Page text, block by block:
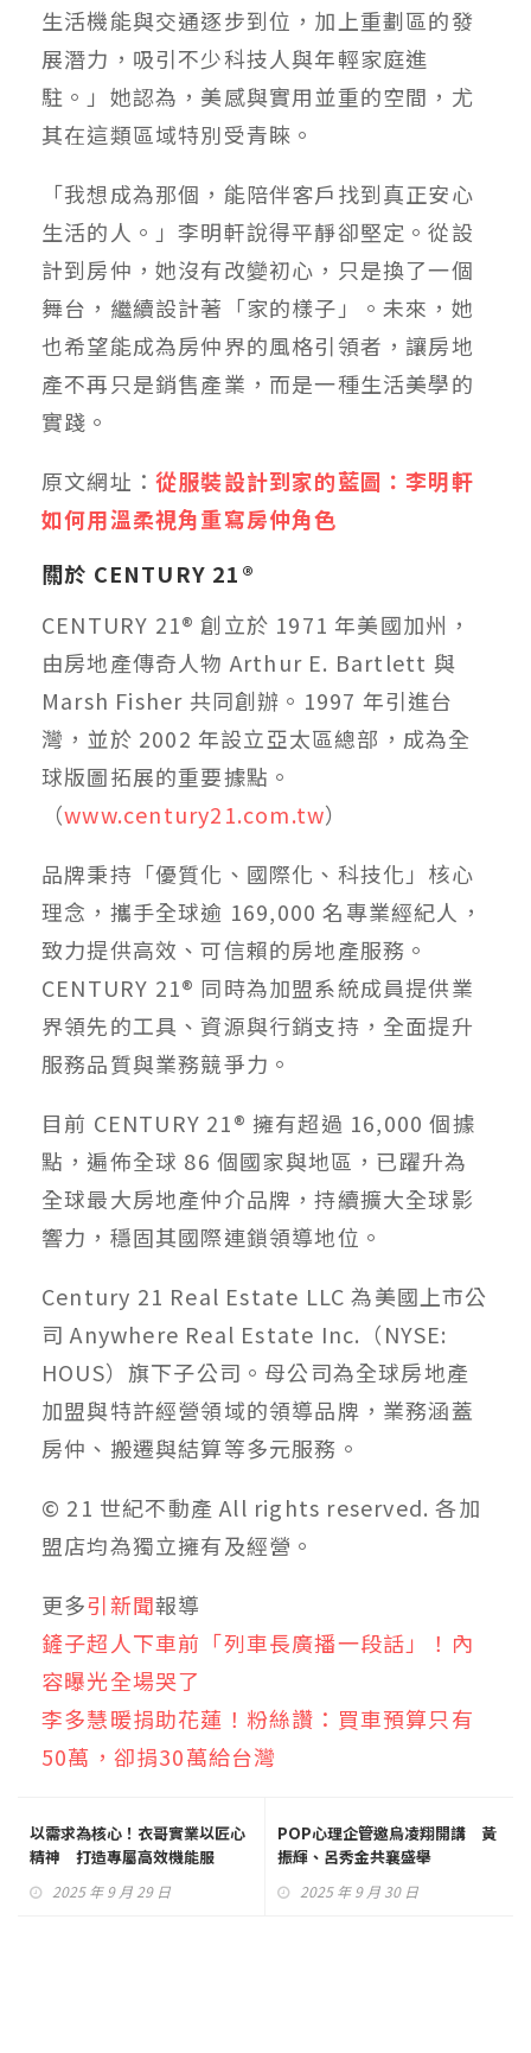
生活機能與交通逐步到位，加上重劃區的發
展潛力，吸引不少科技人與年輕家庭進
駐。」她認為，美感與實用並重的空間，尤
其在這類區域特別受青睞。
「我想成為那個，能陪伴客戶找到真正安心
生活的人。」李明軒說得平靜卻堅定。從設
計到房仲，她沒有改變初心，只是換了一個
舞台，繼續設計著「家的樣子」。未來，她
也希望能成為房仲界的風格引領者，讓房地
產不再只是銷售產業，而是一種生活美學的
實踐。
原文網址： 從服裝設計到家的藍圖：李明軒
如何用溫柔視角重寫房仲角色
關於 CENTURY 21®
CENTURY 21® 創立於 1971 年美國加州，
由房地產傳奇人物 Arthur E. Bartlett 與
Marsh Fisher 共同創辦。1997 年引進台
灣，並於 2002 年設立亞太區總部，成為全
球版圖拓展的重要據點。
（www.century21.com.tw）
品牌秉持「優質化、國際化、科技化」核心
理念，攜手全球逾 169,000 名專業經紀人，
致力提供高效、可信賴的房地產服務。
CENTURY 21® 同時為加盟系統成員提供業
界領先的工具、資源與行銷支持，全面提升
服務品質與業務競爭力。
目前 CENTURY 21® 擁有超過 16,000 個據
點，遍佈全球 86 個國家與地區，已躍升為
全球最大房地產仲介品牌，持續擴大全球影
響力，穩固其國際連鎖領導地位。
Century 21 Real Estate LLC 為美國上市公
司 Anywhere Real Estate Inc.（NYSE:
HOUS）旗下子公司。母公司為全球房地產
加盟與特許經營領域的領導品牌，業務涵蓋
房仲、搬遷與結算等多元服務。
© 21 世紀不動產 All rights reserved. 各加
盟店均為獨立擁有及經營。
更多引新聞報導
鏟子超人下車前「列車長廣播一段話」！內
容曝光全場哭了
李多慧暖捐助花蓮！粉絲讚：買車預算只有
50萬，卻捐30萬給台灣
以需求為核心！衣哥實業以匠心
精神 打造專屬高效機能服
2025 年 9 月 29 日
POP心理企管邀烏凌翔開講 黃
振輝、呂秀金共襄盛舉
2025 年 9 月 30 日